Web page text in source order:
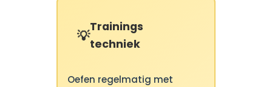
Trainings
techniek
Oefen regelmatig met